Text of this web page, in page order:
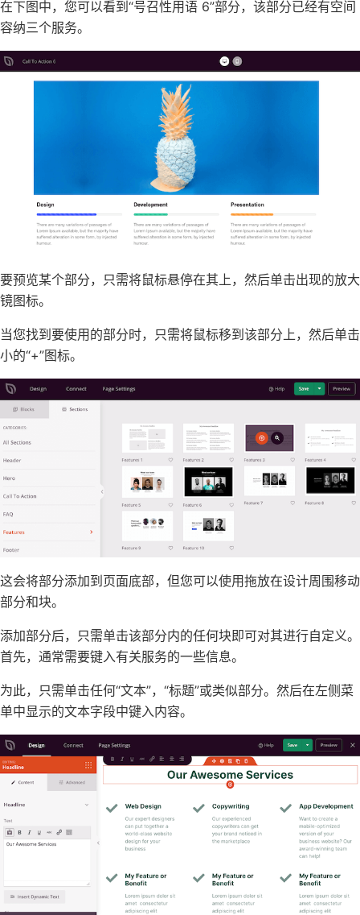
在下图中，您可以看到“号召性用语 6”部分，该部分已经有空间
容纳三个服务。
要预览某个部分，只需将鼠标悬停在其上，然后单击出现的放大
镜图标。
当您找到要使用的部分时，只需将鼠标移到该部分上，然后单击
小的“+”图标。
这会将部分添加到页面底部，但您可以使用拖放在设计周围移动
部分和块。
添加部分后，只需单击该部分内的任何块即可对其进行自定义。
首先，通常需要键入有关服务的一些信息。
为此，只需单击任何“文本”，“标题”或类似部分。然后在左侧菜
单中显示的文本字段中键入内容。